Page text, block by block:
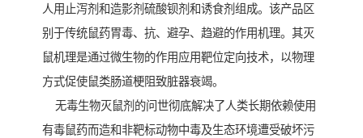
人用止泻剂和造影剂硫酸钡剂和诱食剂组成。该产品区
别于传统鼠药胃毒、抗、避孕、趋避的作用机理。其灭
鼠机理是通过微生物的作用应用靶位定向技术，以物理
方式促使鼠类肠道梗阻致脏器衰竭。
无毒生物灭鼠剂的问世彻底解决了人类长期依赖使用
有毒鼠药而造和非靶标动物中毒及生态环境遭受破坏污